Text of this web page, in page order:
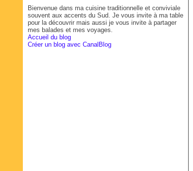
Bienvenue dans ma cuisine traditionnelle et conviviale
souvent aux accents du Sud. Je vous invite à ma table
pour la découvrir mais aussi je vous invite à partager
mes balades et mes voyages.
Accueil du blog
Créer un blog avec CanalBlog